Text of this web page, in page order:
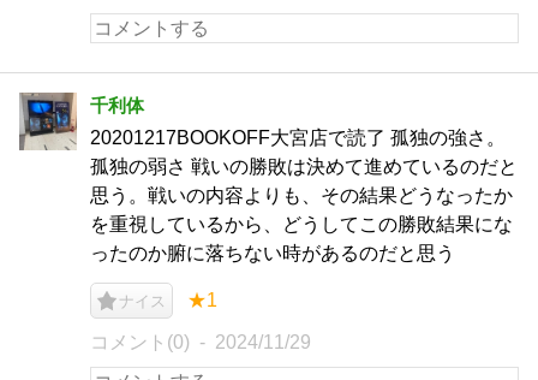
千利体
20201217BOOKOFF大宮店で読了 孤独の強さ。
孤独の弱さ 戦いの勝敗は決めて進めているのだと
思う。戦いの内容よりも、その結果どうなったか
を重視しているから、どうしてこの勝敗結果にな
ったのか腑に落ちない時があるのだと思う
ナイス ★1
コメント(0) 2024/11/29